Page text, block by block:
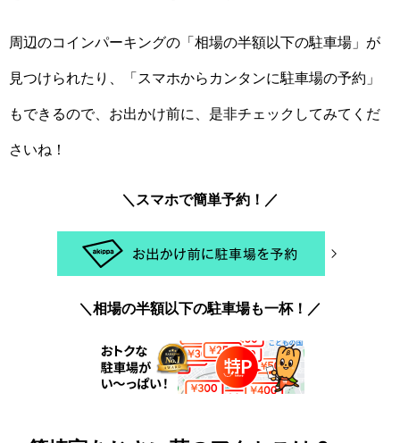
周辺のコインパーキングの「相場の半額以下の駐車場」が
見つけられたり、「スマホからカンタンに駐車場の予約」
もできるので、お出かけ前に、是非チェックしてみてくだ
さいね！
＼スマホで簡単予約！／
＼相場の半額以下の駐車場も一杯！／